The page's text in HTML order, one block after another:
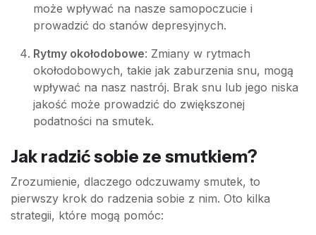
może wpływać na nasze samopoczucie i
prowadzić do stanów depresyjnych.
Rytmy okołodobowe: Zmiany w rytmach
okołodobowych, takie jak zaburzenia snu, mogą
wpływać na nasz nastrój. Brak snu lub jego niska
jakość może prowadzić do zwiększonej
podatności na smutek.
Jak radzić sobie ze smutkiem?
Zrozumienie, dlaczego odczuwamy smutek, to
pierwszy krok do radzenia sobie z nim. Oto kilka
strategii, które mogą pomóc: